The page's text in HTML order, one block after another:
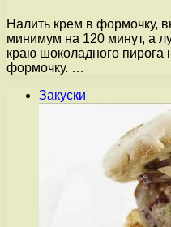
Налить крем в формочку,
минимум на 120 минут, а
краю шоколадного пирога
формочку. …
Закуски